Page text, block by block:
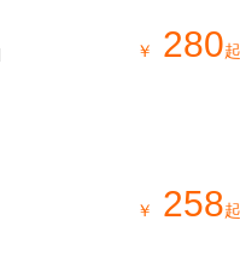
￥ 280起
￥ 258起